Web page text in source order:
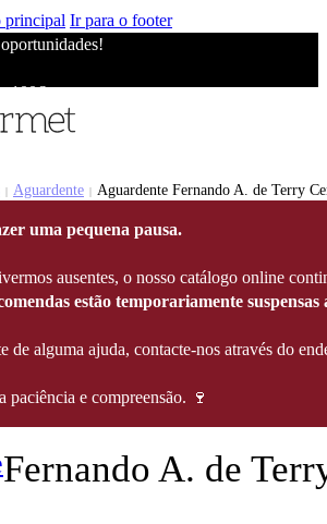
principal Ir para o footer
100€
100€
100€
| Aguardente | Aguardente Fernando A. de Terry
uma pequena pausa.
ausentes, o nosso catálogo online
estão temporariamente suspensas
de alguma ajuda, contacte-nos através do
paciência e compreensão. 🍷
Fernando A. de